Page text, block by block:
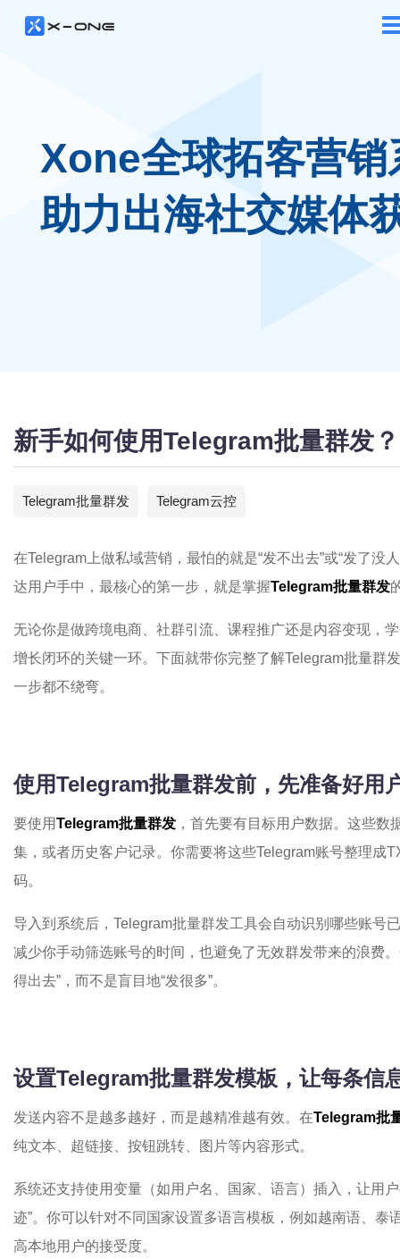
Xone全球拓客营销
助力出海社交媒体
新手如何使用Telegram批量群发？
Telegram批量群发 Telegram云控
在Telegram上做私域营销，最怕的就是“发不出去”或“发了没
达用户手中，最核心的第一步，就是掌握Telegram批量群发
无论你是做跨境电商、社群引流、课程推广还是内容变现，
增长闭环的关键一环。下面就带你完整了解Telegram批量群
一步都不绕弯。
使用Telegram批量群发前，先准备好用
要使用Telegram批量群发 ，首先要有目标用户数据。这些
集，或者历史客户记录。你需要将这些Telegram账号整理成
码。
导入到系统后，Telegram批量群发工具会自动识别哪些账号
减少你手动筛选账号的时间，也避免了无效群发带来的浪费
得出去”，而不是盲目地“发很多”。
设置Telegram批量群发模板，让每条信
发送内容不是越多越好，而是越精准越有效。在Telegram批
纯文本、超链接、按钮跳转、图片等内容形式。
系统还支持使用变量（如用户名、国家、语言）插入，让用
迹”。你可以针对不同国家设置多语言模板，例如越南语、泰
高本地用户的接受度。